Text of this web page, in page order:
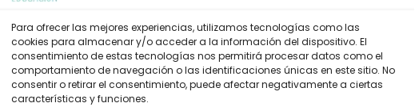
Para ofrecer las mejores experiencias, utilizamos tecnologías como las
cookies para almacenar y/o acceder a la información del dispositivo. El
consentimiento de estas tecnologías nos permitirá procesar datos como el
comportamiento de navegación o las identificaciones únicas en este sitio. No
consentir o retirar el consentimiento, puede afectar negativamente a ciertas
características y funciones.
FESTIVIDADES